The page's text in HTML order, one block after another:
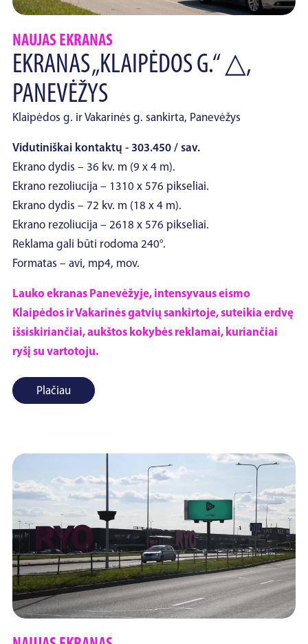
NAUJAS EKRANAS
EKRANAS „KLAIPĖDOS G.“ △,
PANEVĖŽYS
Klaipėdos g. ir Vakarinės g. sankirta, Panevėžys
Vidutiniškai kontaktų - 303.450 / sav.
Ekrano dydis – 36 kv. m (9 x 4 m).
Ekrano rezoliucija – 1310 x 576 pikseliai.
Ekrano dydis – 72 kv. m (18 x 4 m).
Ekrano rezoliucija – 2618 x 576 pikseliai.
Reklama gali būti rodoma 240°.
Formatas – avi, mp4, mov.
Lauko ekranas Panevėžyje, intensyvaus eismo
Klaipėdos ir Vakarinės gatvių sankirtoje, suteikia erdvę
išsiskiriančiai, aukštos kokybės reklamai, kuriančiai
ryšį su vartotoju.
Plačiau